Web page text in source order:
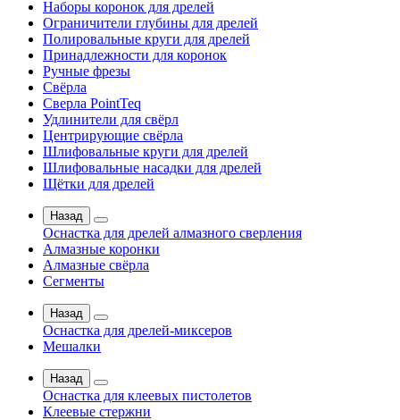
Наборы коронок для дрелей
Ограничители глубины для дрелей
Полировальные круги для дрелей
Принадлежности для коронок
Ручные фрезы
Свёрла
Сверла PointTeq
Удлинители для свёрл
Центрирующие свёрла
Шлифовальные круги для дрелей
Шлифовальные насадки для дрелей
Щётки для дрелей
Назад
Оснастка для дрелей алмазного сверления
Алмазные коронки
Алмазные свёрла
Сегменты
Назад
Оснастка для дрелей-миксеров
Мешалки
Назад
Оснастка для клеевых пистолетов
Клеевые стержни